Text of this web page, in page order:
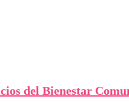
del Bienestar